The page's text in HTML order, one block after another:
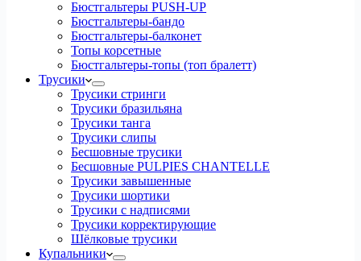
Бюстгальтеры PUSH-UP
Бюстгальтеры-бандо
Бюстгальтеры-балконет
Топы корсетные
Бюстгальтеры-топы (топ бралетт)
Трусики
Трусики стринги
Трусики бразильяна
Трусики танга
Трусики слипы
Бесшовные трусики
Бесшовные PULPIES CHANTELLE
Трусики завышенные
Трусики шортики
Трусики с надписями
Трусики корректирующие
Шёлковые трусики
Купальники